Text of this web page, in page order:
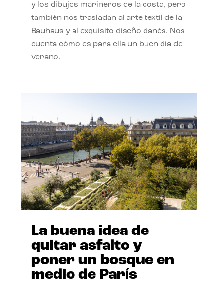
y los dibujos marineros de la costa, pero
también nos trasladan al arte textil de la
Bauhaus y al exquisito diseño danés. Nos
cuenta cómo es para ella un buen día de
verano.
La buena idea de
quitar asfalto y
poner un bosque en
medio de París